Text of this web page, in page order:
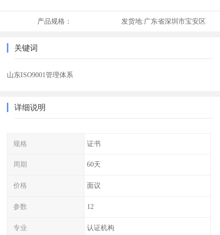
产品规格： 发货地:广东省深圳市宝安区
关键词
山东ISO9001管理体系
详细说明
规格 证书
周期 60天
价格 面议
参数 12
专业 认证机构